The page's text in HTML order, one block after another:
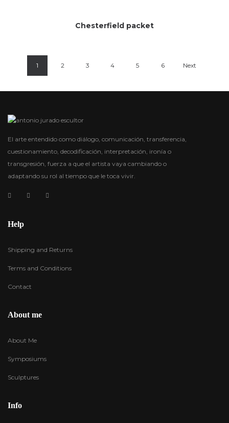
Chesterfield packet
1 2 3 4 5 6 Next
El arte entendido como diálogo, comunicación, transferencia,
cuestionamiento, decodificación, interpretación, ironía o
transgresión, fuerza a que el artista vaya cambiando o
adaptando su rol al tiempo que le toca vivir.
Help
Shipping and Returns
Terms and Conditions
Contact
About me
About Me
Symposiums
Sculptures
Info